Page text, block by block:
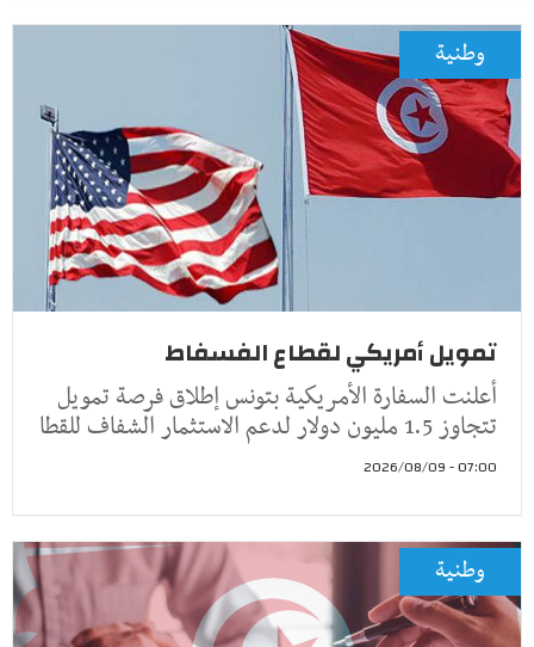
وطنية
تمويل أمريكي لقطاع الفسفاط
أعلنت السفارة الأمريكية بتونس إطلاق فرصة تمويل
تتجاوز 1.5 مليون دولار لدعم الاستثمار الشفاف للقطا
07:00 - 2026/08/09
وطنية